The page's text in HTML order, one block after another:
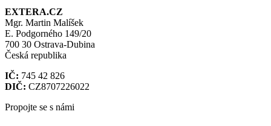
EXTERA.CZ
Mgr. Martin Malíšek
E. Podgorného 149/20
700 30 Ostrava-Dubina
Česká republika
IČ: 745 42 826
DIČ: CZ8707226022
Propojte se s námi